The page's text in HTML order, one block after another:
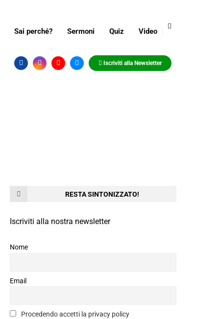
Sai perché? Sermoni Quiz Video
Iscriviti alla Newsletter
RESTA SINTONIZZATO!
Iscriviti alla nostra newsletter
Nome
Email
Procedendo accetti la privacy policy